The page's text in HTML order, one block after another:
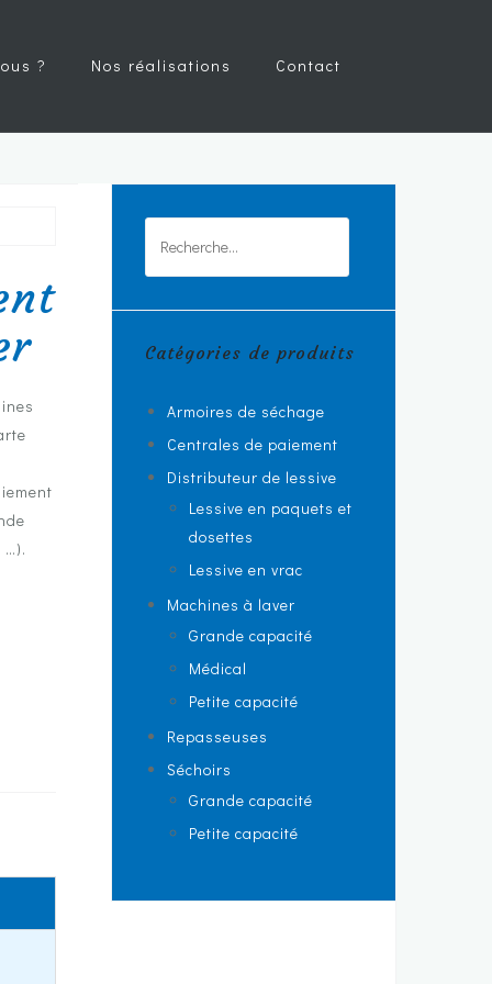
? Nos réalisations Contact
…).
Catégories de produits
Armoires de séchage
Centrales de paiement
Distributeur de lessive
Lessive en paquets et
dosettes
Lessive en vrac
Machines à laver
Grande capacité
Médical
Petite capacité
Repasseuses
Séchoirs
Grande capacité
Petite capacité